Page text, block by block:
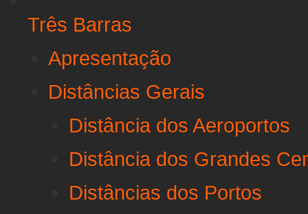
Três Barras
Apresentação
Distâncias Gerais
Distância dos Aeroportos
Distância dos Grandes
Distâncias dos Portos